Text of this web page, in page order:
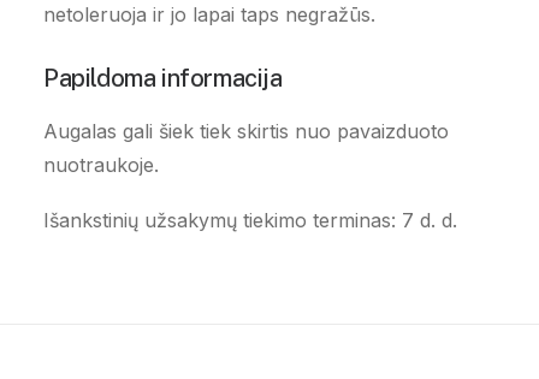
netoleruoja ir jo lapai taps negražūs.
Papildoma informacija
Augalas gali šiek tiek skirtis nuo pavaizduoto
nuotraukoje.
Išankstinių užsakymų tiekimo terminas: 7 d. d.